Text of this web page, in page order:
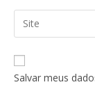
Salvar meus